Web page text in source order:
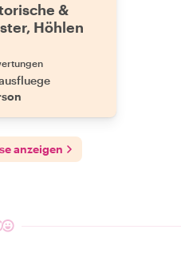
&
Höhlen
anzeigen